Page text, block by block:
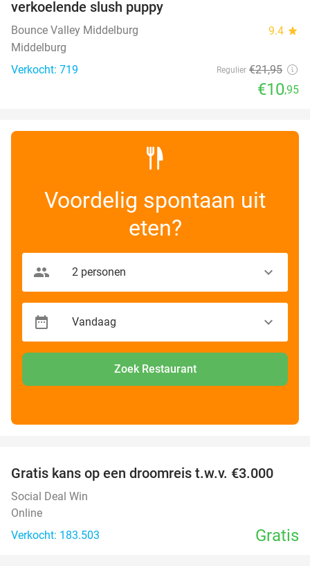
verkoelende slush puppy
Bounce Valley Middelburg 9.4 star
Middelburg
Verkocht: 719
Regulier €21,95
€10,95
Voordelig spontaan uit
eten?
Zoek Restaurant
Gratis kans op een droomreis t.w.v. €3.000
Social Deal Win
Online
Verkocht: 183.503
Gratis